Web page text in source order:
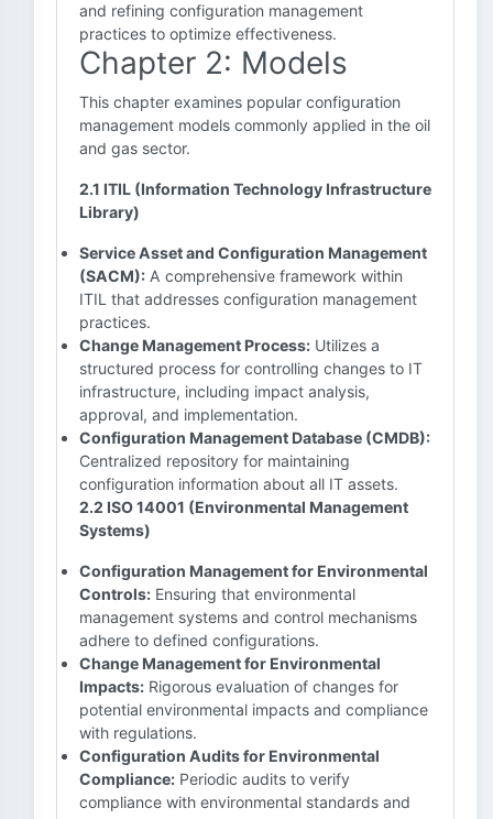
and refining configuration management
practices to optimize effectiveness.
Chapter 2: Models
This chapter examines popular configuration
management models commonly applied in the oil
and gas sector.
2.1 ITIL (Information Technology Infrastructure
Library)
Service Asset and Configuration Management
(SACM): A comprehensive framework within
ITIL that addresses configuration management
practices.
Change Management Process: Utilizes a
structured process for controlling changes to IT
infrastructure, including impact analysis,
approval, and implementation.
Configuration Management Database (CMDB):
Centralized repository for maintaining
configuration information about all IT assets.
2.2 ISO 14001 (Environmental Management
Systems)
Configuration Management for Environmental
Controls: Ensuring that environmental
management systems and control mechanisms
adhere to defined configurations.
Change Management for Environmental
Impacts: Rigorous evaluation of changes for
potential environmental impacts and compliance
with regulations.
Configuration Audits for Environmental
Compliance: Periodic audits to verify
compliance with environmental standards and